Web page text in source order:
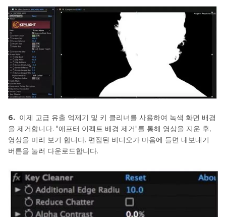
제
거
하
기
Luminar
Neo
배
경
거
하
기
Illustrator
서
배
경
제
6. 이제 고급 유출 억제기 및 키 클리너를 사용하여 녹색 화면 배경
을 제거합니다. "애프터 이펙트 배경 제거"를 통해 영상을 지운 후,
영상을 미리 보기 합니다. 편집된 비디오가 마음에 들면 내보내기
버튼을 눌러 다운로드합니다.